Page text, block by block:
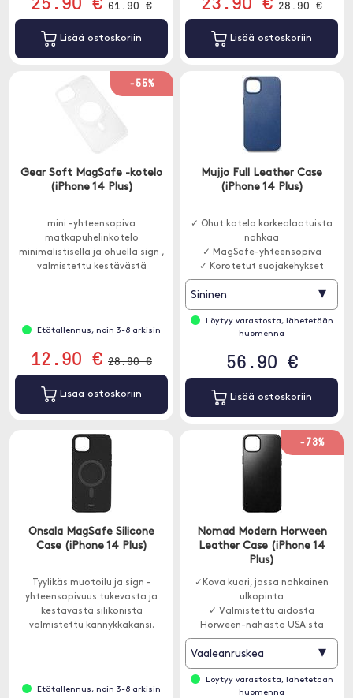
61.90 €
Lisää ostoskoriin
28.90 €
Lisää ostoskoriin
-55%
Gear Soft MagSafe -kotelo
(iPhone 14 Plus)
mini -yhteensopiva
matkapuhelinkotelo
minimalistisella ja ohuella sign ,
valmistettu kestävästä
Etätallennus, noin 3-8 arkisin
12.90 € 28.90 €
Lisää ostoskoriin
Mujjo Full Leather Case
(iPhone 14 Plus)
✓ Ohut kotelo korkealaatuista
nahkaa
✓ MagSafe-yhteensopiva
✓ Korotetut suojakehykset
Sininen ▾
Löytyy varastosta, lähetetään
huomenna
56.90 €
Lisää ostoskoriin
Onsala MagSafe Silicone
Case (iPhone 14 Plus)
Tyylikäs muotoilu ja sign -
yhteensopivuus tukevasta ja
kestävästä silikonista
valmistettu kännykkäkansi.
Etätallennus, noin 3-8 arkisin
-73%
Nomad Modern Horween
Leather Case (iPhone 14
Plus)
✓Kova kuori, jossa nahkainen
ulkopinta
✓ Valmistettu aidosta
Horween-nahasta USA:sta
✓ MagSafe-yhteensopiva
Vaaleanruskea ▾
Löytyy varastosta, lähetetään
huomenna